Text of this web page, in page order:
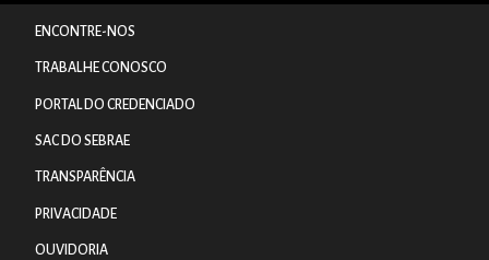
ENCONTRE-NOS
TRABALHE CONOSCO
PORTAL DO CREDENCIADO
SAC DO SEBRAE
TRANSPARÊNCIA
PRIVACIDADE
OUVIDORIA